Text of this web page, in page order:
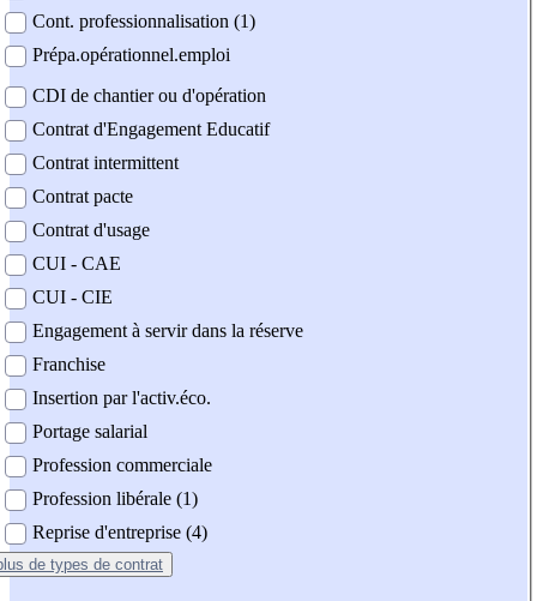
Cont. professionnalisation (1)
Prépa.opérationnel.emploi
CDI de chantier ou d'opération
Contrat d'Engagement Educatif
Contrat intermittent
Contrat pacte
Contrat d'usage
CUI - CAE
CUI - CIE
Engagement à servir dans la réserve
Franchise
Insertion par l'activ.éco.
Portage salarial
Profession commerciale
Profession libérale (1)
Reprise d'entreprise (4)
de types de contrat